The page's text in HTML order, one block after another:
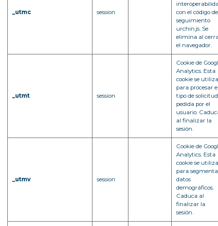
_utmc session
con el código de
seguimiento
urchin.js. Se
elimina al
el navegador.
_utmt session
Cookie de
Analytics. Esta
cookie se utiliza
para procesar
tipo de solicitud
pedida por el
usuario.
al finalizar la
sesión.
_utmv session
Cookie de
Analytics. Esta
cookie se utiliza
para
datos
demográficos.
Caduca al
finalizar la
sesión.